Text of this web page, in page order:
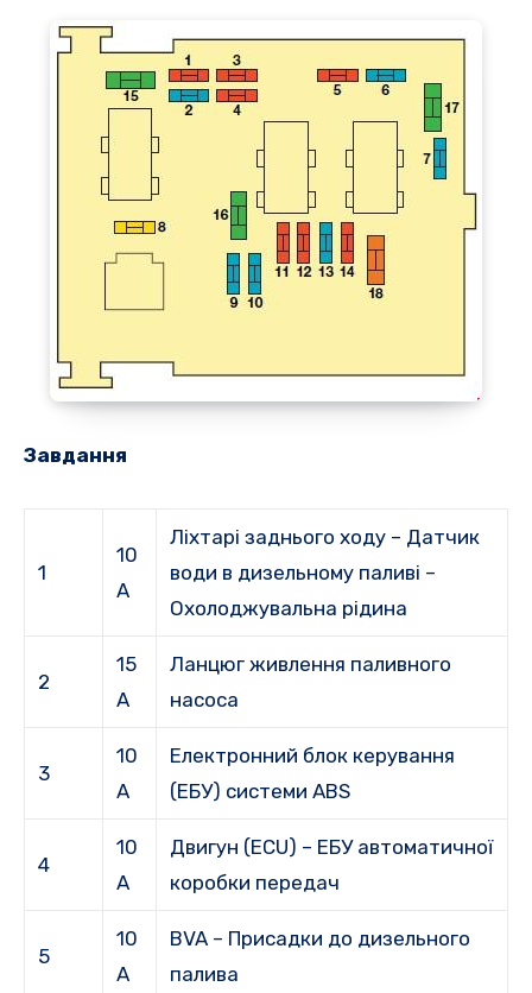
Завдання
1
10
А
Ліхтарі заднього ходу – Датчик
води в дизельному паливі –
Охолоджувальна рідина
2
15
А
Ланцюг живлення паливного
насоса
3
10
А
Електронний блок керування
(ЕБУ) системи ABS
4
10
А
Двигун (ECU) – ЕБУ автоматичної
коробки передач
5
10
А
BVA – Присадки до дизельного
палива